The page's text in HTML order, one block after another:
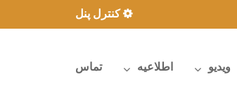
کنترل پنل
ویدیو اطلاعیه تماس